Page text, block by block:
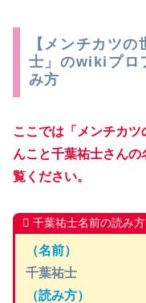
【メンチカツ
士」のwikiプ
み方
ここでは「メンチカ
んこと千葉祐士さん
覧ください。
千葉祐士名前の読み方
（名前）
千葉祐士
（読み方）